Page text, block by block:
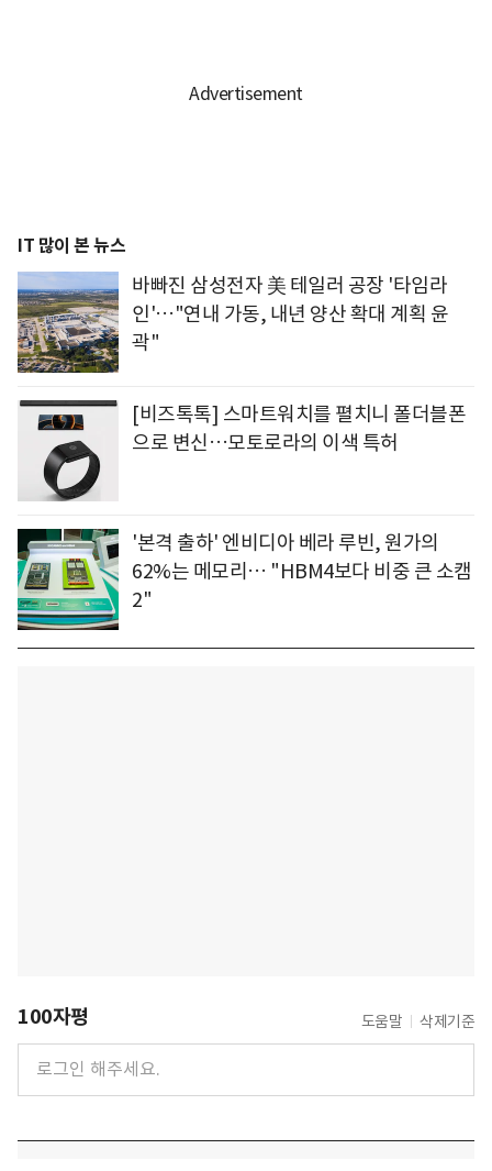
IT 많이 본 뉴스
바빠진 삼성전자 美 테일러 공장 '타임라
인'…"연내 가동, 내년 양산 확대 계획 윤
곽"
[비즈톡톡] 스마트워치를 펼치니 폴더블폰
으로 변신…모토로라의 이색 특허
'본격 출하' 엔비디아 베라 루빈, 원가의
62%는 메모리… "HBM4보다 비중 큰 소캠
2"
100자평 도움말 삭제기준